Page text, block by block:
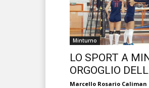
Minturno
LO SPORT A
ORGOGLIO
Marcello Rosario Caliman